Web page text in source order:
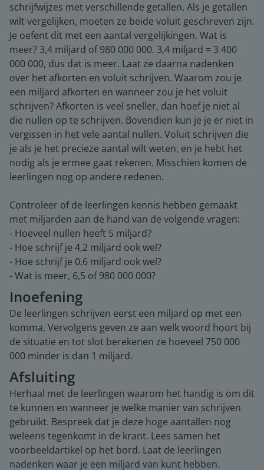
schrijfwijzes met verschillende getallen. Als je getallen
wilt vergelijken, moeten ze beide voluit geschreven zijn.
Je oefent dit met een aantal vergelijkingen. Wat is
meer? 3,4 miljard of 980 000 000. 3,4 miljard = 3 400
000 000, dus dat is meer. Laat ze daarna nadenken
over het afkorten en voluit schrijven. Waarom zou je
een miljard afkorten en wanneer zou je het voluit
schrijven? Afkorten is veel sneller, dan hoef je niet al
die nullen op te schrijven. Bovendien kun je je er niet in
vergissen in het vele aantal nullen. Voluit schrijven die
je als je het precieze aantal wilt weten, en je hebt het
nodig als je ermee gaat rekenen. Misschien komen de
leerlingen nog op andere redenen.
Controleer of de leerlingen kennis hebben gemaakt
met miljarden aan de hand van de volgende vragen:
- Hoeveel nullen heeft 5 miljard?
- Hoe schrijf je 4,2 miljard ook wel?
- Hoe schrijf je 0,6 miljard ook wel?
- Wat is meer, 6,5 of 980 000 000?
Inoefening
De leerlingen schrijven eerst een miljard op met een
komma. Vervolgens geven ze aan welk woord hoort bij
de situatie en tot slot berekenen ze hoeveel 750 000
000 minder is dan 1 miljard.
Afsluiting
Herhaal met de leerlingen waarom het handig is om dit
te kunnen en wanneer je welke manier van schrijven
gebruikt. Bespreek dat je deze hoge aantallen nog
weleens tegenkomt in de krant. Lees samen het
voorbeeldartikel op het bord. Laat de leerlingen
nadenken waar je een miljard van kunt hebben.